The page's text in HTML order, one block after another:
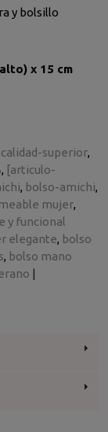
y bolsillo
x 15 cm
calidad-superior
[articulo-
bolso-amichi
mujer
y funcional
elegante bolso
bolso mano
|